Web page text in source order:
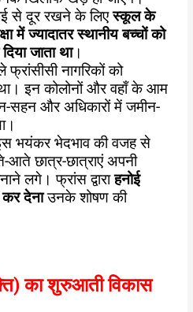
से दूर रखने के लिएस्कूल के
में ज्यादातर स्थानीय बच्चों को
जाता था।
फ्रांसीसी नागरिकों को
इन कोलोनों और वहाँ के आम
सहन और अधिकारों में जमीन-
भयंकर भेदभाव की वजह से
छात्र-छात्राएं अपनी
लगे। फ्रांस द्वाराहनोई
कर देनाउनके शोषण की
का शुरुआती विकास